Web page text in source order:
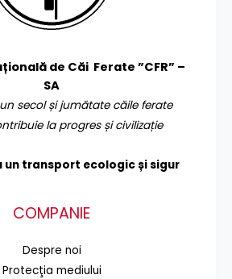
de Căi Ferate ”CFR” –
SA
secol și jumătate căile ferate
la progres și civilizație
un transport ecologic și sigur
COMPANIE
Despre noi
Protecţia mediului